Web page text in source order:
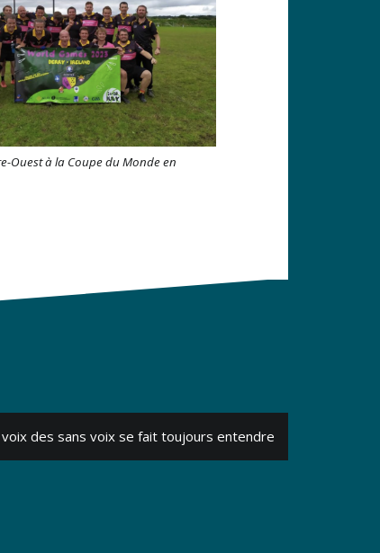
Ouest à la Coupe du Monde en
voix des sans voix se fait toujours entendre